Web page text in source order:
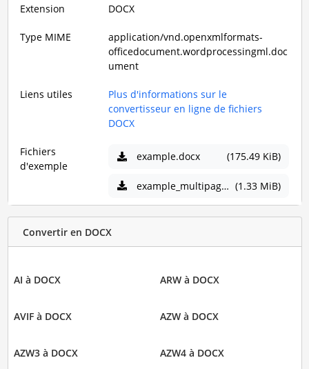
Extension DOCX
Type MIME
application/vnd.openxmlformats-
officedocument.wordprocessingml.doc
ument
Liens utiles
Plus d'informations sur le
convertisseur en ligne de fichiers
DOCX
Fichiers
d'exemple
example.docx (175.49 KiB)
example_multipage.docx (1.33 MiB)
Convertir en DOCX
AI à DOCX ARW à DOCX
AVIF à DOCX AZW à DOCX
AZW3 à DOCX AZW4 à DOCX